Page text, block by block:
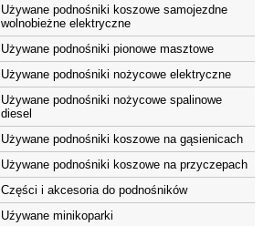
Używane podnośniki koszowe samojezdne
wolnobieżne elektryczne
Używane podnośniki pionowe masztowe
Używane podnośniki nożycowe elektryczne
Używane podnośniki nożycowe spalinowe
diesel
Używane podnośniki koszowe na gąsienicach
Używane podnośniki koszowe na przyczepach
Części i akcesoria do podnośników
Uźywane minikoparki